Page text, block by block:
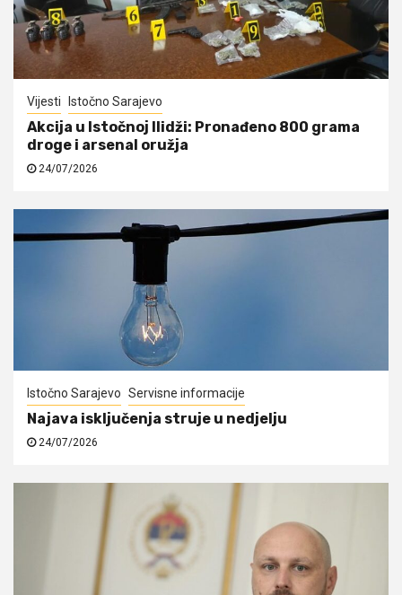
Vijesti Istočno Sarajevo
Akcija u Istočnoj Ilidži: Pronađeno 800 grama
droge i arsenal oružja
24/07/2026
Istočno Sarajevo Servisne informacije
Najava isključenja struje u nedjelju
24/07/2026